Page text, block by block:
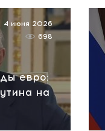
евро:
на
4 июня 2026
698